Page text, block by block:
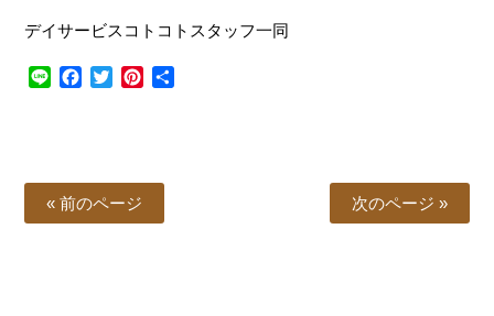
デイサービスコトコトスタッフ一同
Line Facebook
TwitterPinterest
« 前のページ 次のページ »